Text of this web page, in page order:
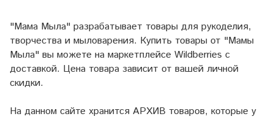
"Мама Мыла" разрабатывает товары для рукоделия,
творчества и мыловарения. Купить товары от "Мамы
Мыла" вы можете на маркетплейсе Wildberries с
доставкой. Цена товара зависит от вашей личной
скидки.
На данном сайте хранится АРХИВ товаров, которые у